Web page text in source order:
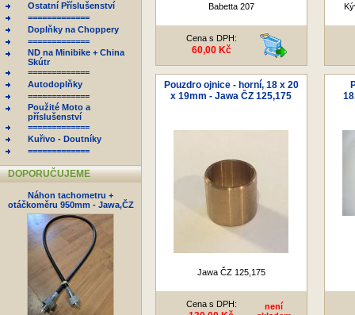
Ostatní Příslušenství
=============
Doplňky na Choppery
=============
ND na Minibike + China
Skútr
=============
Autodoplňky
=============
Použité Moto a
příslušenství
=============
Kuřivo - Doutníky
=============
DOPORUČUJEME
Náhon tachometru +
otáčkoměru 950mm - Jawa,ČZ
Babetta 207
Cena s DPH:
60,00 Kč
Pouzdro ojnice - horní, 18 x 20
x 19mm - Jawa ČZ 125,175
Jawa ČZ 125,175
Cena s DPH:
není